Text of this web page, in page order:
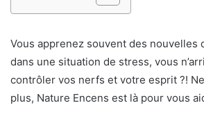
Vous apprenez souvent des nouvelles
dans une situation de stress, vous
contrôler vos nerfs et votre esprit ?!
plus, Nature Encens est là pour vous